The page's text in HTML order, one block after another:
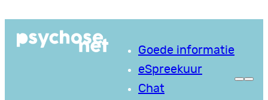
naar
Goede informatie
eSpreekuur
Chat